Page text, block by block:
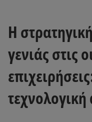
Η
γενιάς στις